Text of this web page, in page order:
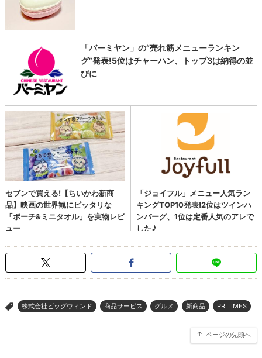
> 株式会社ビッグウィンド 商品サービス グルメ 新商品 PR TIMES
ページの先頭へ